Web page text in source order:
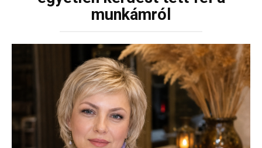
munkámról